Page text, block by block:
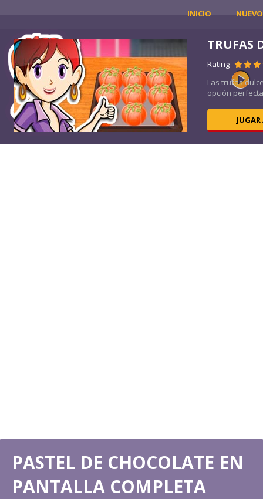
INICIO
TRUFAS
Rating
Las trufas
opción
PASTEL DE CHOCOLATE EN
PANTALLA COMPLETA